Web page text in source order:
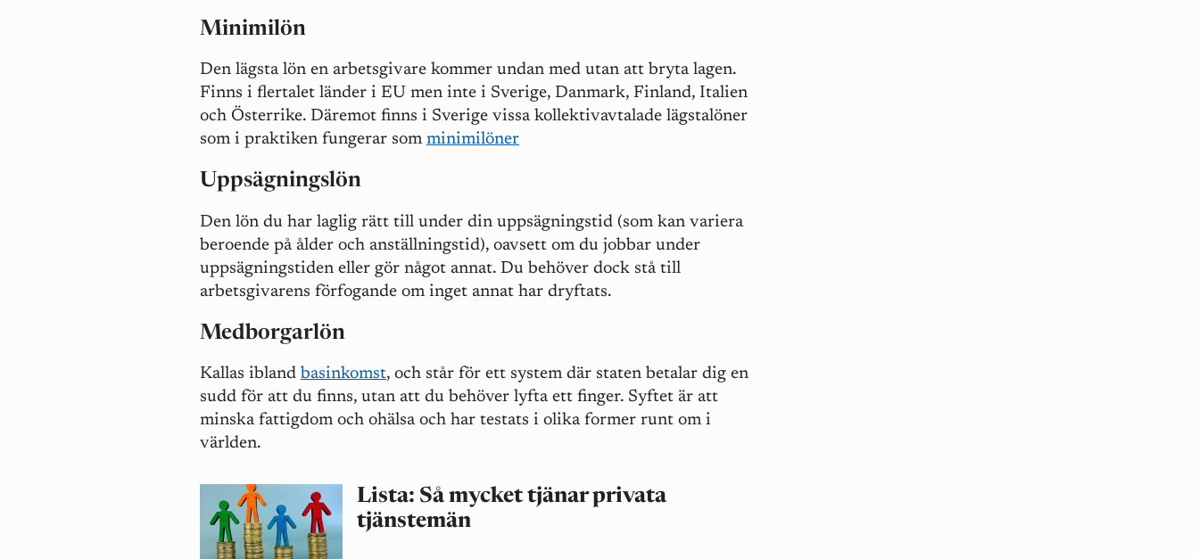
Minimilön
Den lägsta lön en arbetsgivare kommer undan med utan att bryta lagen.
Finns i flertalet länder i EU men inte i Sverige, Danmark, Finland, Italien
och Österrike. Däremot finns i Sverige vissa kollektivavtalade lägstalöner
som i praktiken fungerar som minimilöner
Uppsägningslön
Den lön du har laglig rätt till under din uppsägningstid (som kan variera
beroende på ålder och anställningstid), oavsett om du jobbar under
uppsägningstiden eller gör något annat. Du behöver dock stå till
arbetsgivarens förfogande om inget annat har dryftats.
Medborgarlön
Kallas ibland basinkomst, och står för ett system där staten betalar dig en
sudd för att du finns, utan att du behöver lyfta ett finger. Syftet är att
minska fattigdom och ohälsa och har testats i olika former runt om i
världen.
Lista: Så mycket tjänar privata
tjänstemän